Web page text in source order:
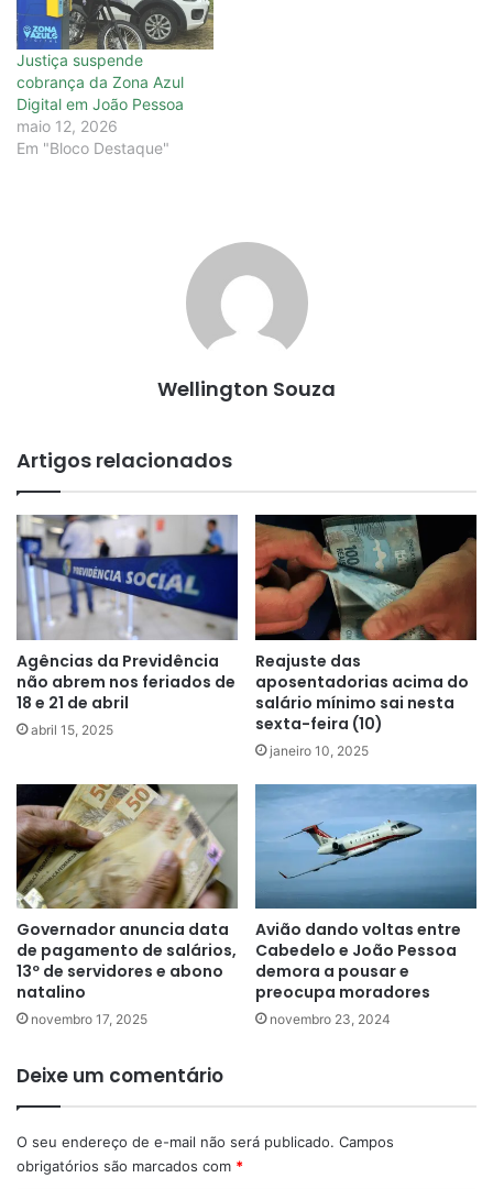
Justiça suspende
cobrança da Zona Azul
Digital em João Pessoa
maio 12, 2026
Em "Bloco Destaque"
Wellington Souza
Artigos relacionados
Agências da Previdência
não abrem nos feriados de
18 e 21 de abril
abril 15, 2025
Reajuste das
aposentadorias acima do
salário mínimo sai nesta
sexta-feira (10)
janeiro 10, 2025
Governador anuncia data
de pagamento de salários,
13º de servidores e abono
natalino
novembro 17, 2025
Avião dando voltas entre
Cabedelo e João Pessoa
demora a pousar e
preocupa moradores
novembro 23, 2024
Deixe um comentário
O seu endereço de e-mail não será publicado. Campos
obrigatórios são marcados com *